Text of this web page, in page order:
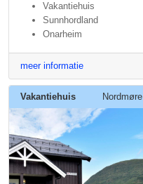
Vakantiehuis
Sunnhordland
Onarheim
meer informatie
Vakantiehuis Nordmøre